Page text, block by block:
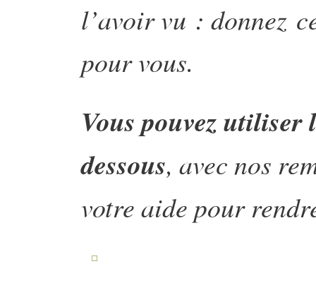
l’avoir vu : donnez
pour vous.
Vous pouvez
dessous, avec nos
votre aide pour